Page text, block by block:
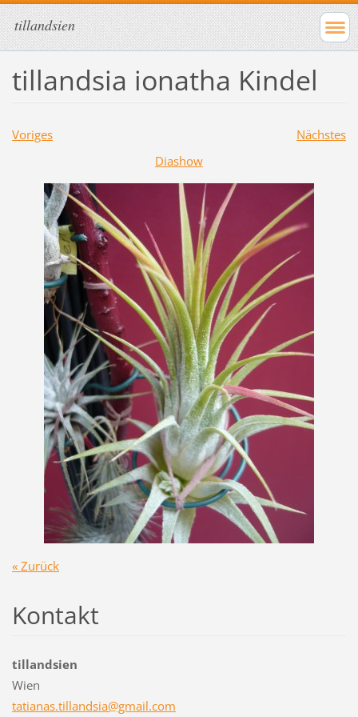
tillandsien
tillandsia ionatha Kindel
Voriges
Nächstes
Diashow
« Zurück
Kontakt
tillandsien
Wien
tatianas.tillandsia@gmail.com